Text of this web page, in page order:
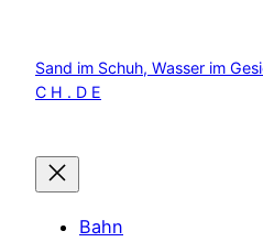
springen
Sand im Schuh, Wasser im
C H . D E
Bahn